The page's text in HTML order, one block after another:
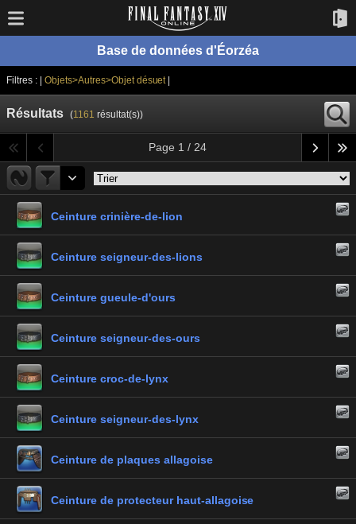
Base de données d'Éorzéa
Filtres : | Objets>Autres>Objet désuet|
Résultats (1161 résultat(s))
Page 1 / 24
Ceinture crinière-de-lion
Ceinture seigneur-des-lions
Ceinture gueule-d'ours
Ceinture seigneur-des-ours
Ceinture croc-de-lynx
Ceinture seigneur-des-lynx
Ceinture de plaques allagoise
Ceinture de protecteur haut-allagoise